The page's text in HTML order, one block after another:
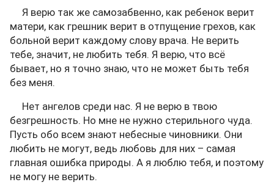
Я верю так же самозабвенно, как ребенок верит
матери, как грешник верит в отпущение грехов, как
больной верит каждому слову врача. Не верить
тебе, значит, не любить тебя. Я верю, что всё
бывает, но я точно знаю, что не может быть тебя
без меня.
Нет ангелов среди нас. Я не верю в твою
безгрешность. Но мне не нужно стерильного чуда.
Пусть обо всем знают небесные чиновники. Они
любить не могут, ведь любовь для них – самая
главная ошибка природы. А я люблю тебя, и поэтому
не могу не верить.